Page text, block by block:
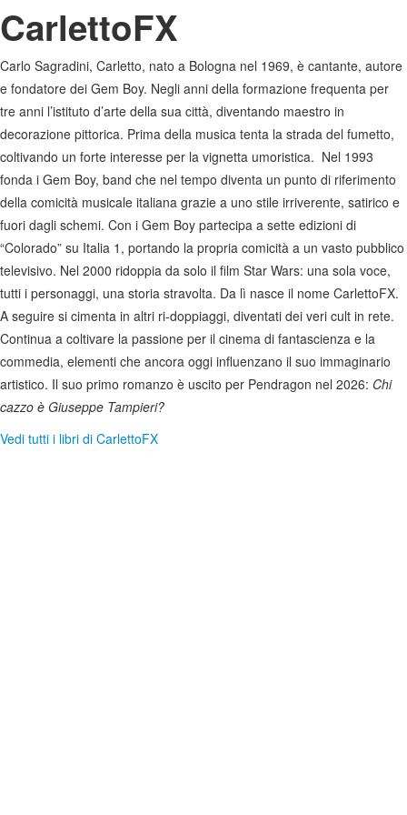
CarlettoFX
Carlo Sagradini, Carletto, nato a Bologna nel 1969, è cantante, autore
e fondatore dei Gem Boy. Negli anni della formazione frequenta per
tre anni l’istituto d’arte della sua città, diventando maestro in
decorazione pittorica. Prima della musica tenta la strada del fumetto,
coltivando un forte interesse per la vignetta umoristica. Nel 1993
fonda i Gem Boy, band che nel tempo diventa un punto di riferimento
della comicità musicale italiana grazie a uno stile irriverente, satirico e
fuori dagli schemi. Con i Gem Boy partecipa a sette edizioni di
“Colorado” su Italia 1, portando la propria comicità a un vasto pubblico
televisivo. Nel 2000 ridoppia da solo il film Star Wars: una sola voce,
tutti i personaggi, una storia stravolta. Da lì nasce il nome CarlettoFX.
A seguire si cimenta in altri ri-doppiaggi, diventati dei veri cult in rete.
Continua a coltivare la passione per il cinema di fantascienza e la
commedia, elementi che ancora oggi influenzano il suo immaginario
artistico. Il suo primo romanzo è uscito per Pendragon nel 2026: Chi
cazzo è Giuseppe Tampieri?
Vedi tutti i libri di CarlettoFX